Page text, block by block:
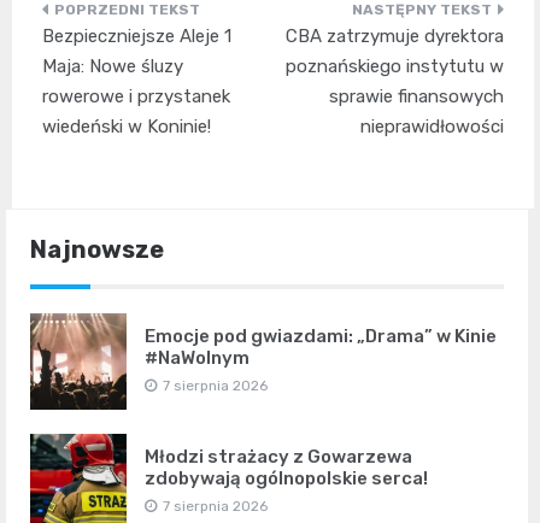
Nawigacja
wpisu
Bezpieczniejsze Aleje 1
Maja: Nowe śluzy
rowerowe i przystanek
wiedeński w Koninie!
CBA zatrzymuje dyrektora
poznańskiego instytutu w
sprawie finansowych
nieprawidłowości
Najnowsze
Emocje pod gwiazdami: „Drama” w Kinie
#NaWolnym
7 sierpnia 2026
Młodzi strażacy z Gowarzewa
zdobywają ogólnopolskie serca!
7 sierpnia 2026